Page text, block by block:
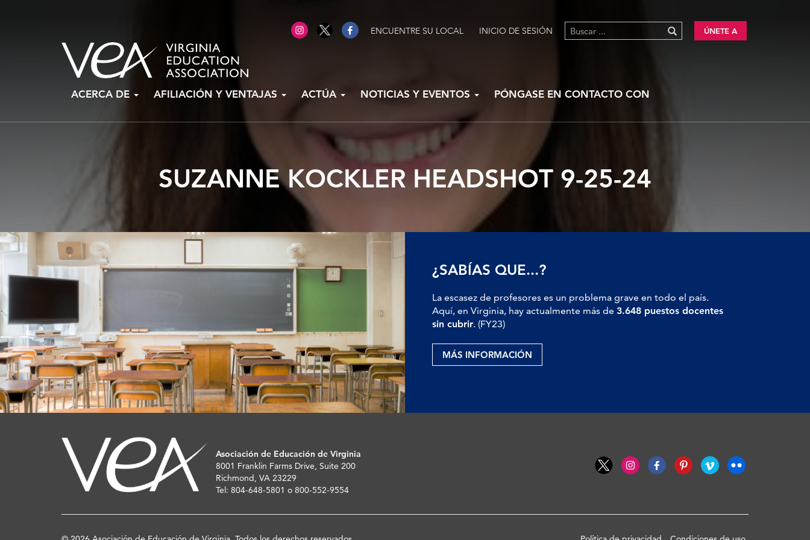
ENCUENTRE SU LOCAL INICIO DE SESIÓN ÚNETE A
ACERCA DE AFILIACIÓN Y VENTAJAS ACTÚA NOTICIAS Y EVENTOS PÓNGASE EN CONTACTO CON
SUZANNE KOCKLER HEADSHOT 9-25-24
¿SABÍAS QUE...?
La escasez de profesores es un problema grave en todo el país.
Aquí, en Virginia, hay actualmente más de 3.648 puestos docentes
sin cubrir. (FY23)
MÁS INFORMACIÓN
Asociación de Educación de Virginia
8001 Franklin Farms Drive, Suite 200
Richmond, VA 23229
Tel: 804-648-5801 o 800-552-9554